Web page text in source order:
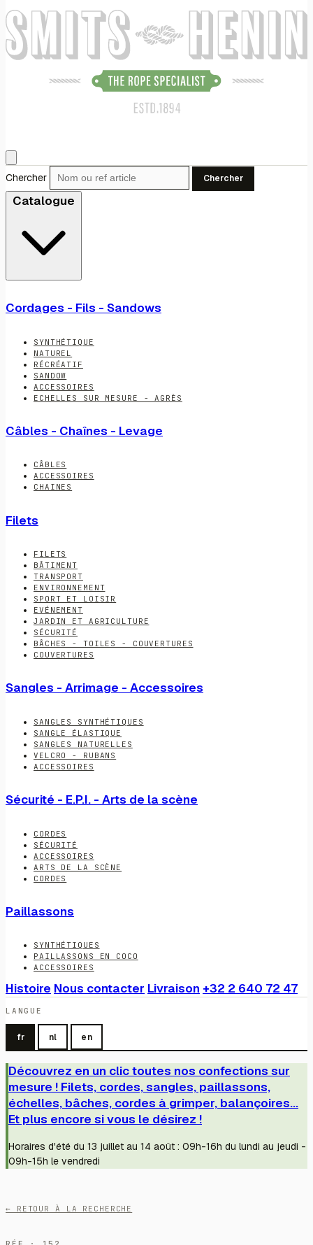
Chercher Chercher
Catalogue
Cordages - Fils - Sandows
SYNTHÉTIQUE
NATUREL
RÉCRÉATIF
SANDOW
ACCESSOIRES
ECHELLES SUR MESURE - AGRÈS
Câbles - Chaînes - Levage
CÂBLES
ACCESSOIRES
CHAINES
Filets
FILETS
BÂTIMENT
TRANSPORT
ENVIRONNEMENT
SPORT ET LOISIR
EVÉNEMENT
JARDIN ET AGRICULTURE
SÉCURITÉ
BÂCHES - TOILES - COUVERTURES
COUVERTURES
Sangles - Arrimage - Accessoires
SANGLES SYNTHÉTIQUES
SANGLE ÉLASTIQUE
SANGLES NATURELLES
VELCRO - RUBANS
ACCESSOIRES
Sécurité - E.P.I. - Arts de la scène
CORDES
SÉCURITÉ
ACCESSOIRES
ARTS DE LA SCÈNE
CORDES
Paillassons
SYNTHÉTIQUES
PAILLASSONS EN COCO
ACCESSOIRES
Histoire Nous contacter Livraison +32 2 640 72 47
LANGUE
fr nl en
Découvrez en un clic toutes nos confections sur
mesure ! Filets, cordes, sangles, paillassons,
échelles, bâches, cordes à grimper, balançoires...
Et plus encore si vous le désirez !
Horaires d'été du 13 juillet au 14 août : 09h-16h du lundi au jeudi -
09h-15h le vendredi
← RETOUR À LA RECHERCHE